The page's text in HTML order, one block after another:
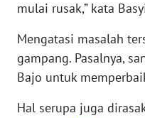
mulai rusak,” kata
Mengatasi masalah
gampang. Pasalnya,
Bajo untuk
Hal serupa juga
SULTRA
WN
NTB